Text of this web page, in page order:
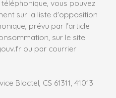
vous pouvez
sur la liste d'opposition
prévu par l'article
sur le site
ou par courrier
Bloctel, CS 61311, 41013